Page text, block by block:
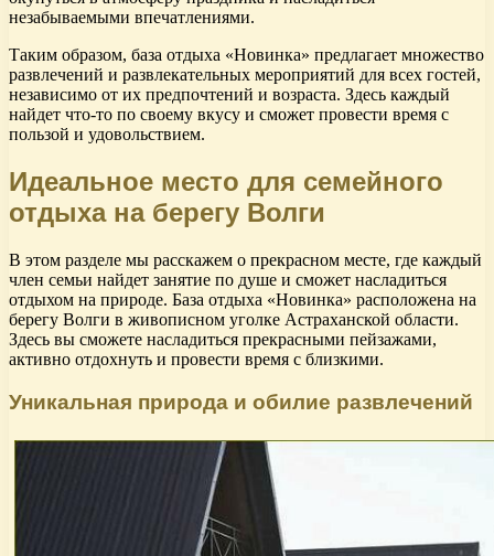
незабываемыми впечатлениями.
Таким образом, база отдыха «Новинка» предлагает множество
развлечений и развлекательных мероприятий для всех гостей,
независимо от их предпочтений и возраста. Здесь каждый
найдет что-то по своему вкусу и сможет провести время с
пользой и удовольствием.
Идеальное место для семейного
отдыха на берегу Волги
В этом разделе мы расскажем о прекрасном месте, где каждый
член семьи найдет занятие по душе и сможет насладиться
отдыхом на природе. База отдыха «Новинка» расположена на
берегу Волги в живописном уголке Астраханской области.
Здесь вы сможете насладиться прекрасными пейзажами,
активно отдохнуть и провести время с близкими.
Уникальная природа и обилие развлечений